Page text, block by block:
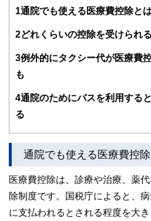
得者を中心に「お金や暮らし
験者で構成され、企画立案か
関わることで、読者目線のコ
ドバイザー、DCプランナー
士、行政書士、投資アナリス
をわかりやすく発信している
このように編集経験豊富なメ
執筆者・監修者による執筆体
やすさはもちろんのこと、
な情報発信を実現しています
私たちは、快適でより良い生
コンシェルジュを目指します
1通院でも使える医療費控除とは
2どれくらいの控除を受けられ
3例外的にタクシー代が医療費
も
4通院のためにバスを利用する
る
通院でも使える医療費控
医療費控除は、診療や治療、薬
除制度です。国税庁によると、
に支払われるとされる程度を大